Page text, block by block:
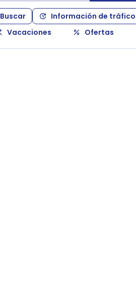
Buscar
Información de tráfico
Vacaciones Ofertas